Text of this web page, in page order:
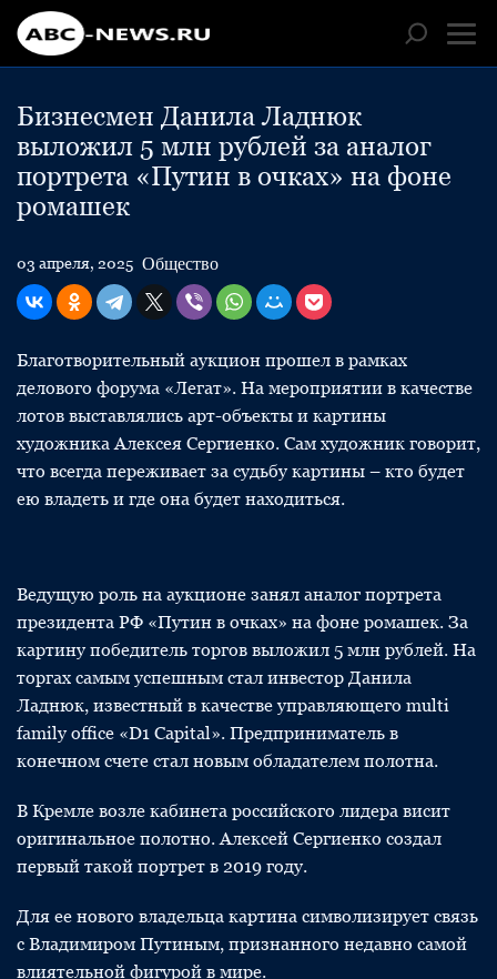
Бизнесмен Данила Ладнюк
выложил 5 млн рублей за аналог
портрета «Путин в очках» на фоне
ромашек
03 апреля, 2025 Общество
Благотворительный аукцион прошел в рамках
делового форума «Легат». На мероприятии в качестве
лотов выставлялись арт-объекты и картины
художника Алексея Сергиенко. Сам художник говорит,
что всегда переживает за судьбу картины – кто будет
ею владеть и где она будет находиться.
Ведущую роль на аукционе занял аналог портрета
президента РФ «Путин в очках» на фоне ромашек. За
картину победитель торгов выложил 5 млн рублей. На
торгах самым успешным стал инвестор Данила
Ладнюк, известный в качестве управляющего multi
family office «D1 Capital». Предприниматель в
конечном счете стал новым обладателем полотна.
В Кремле возле кабинета российского лидера висит
оригинальное полотно. Алексей Сергиенко создал
первый такой портрет в 2019 году.
Для ее нового владельца картина символизирует связь
с Владимиром Путиным, признанного недавно самой
влиятельной фигурой в мире.